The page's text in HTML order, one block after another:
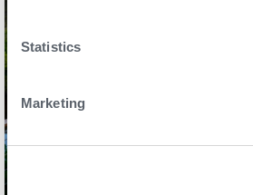
Statistics
Marketing